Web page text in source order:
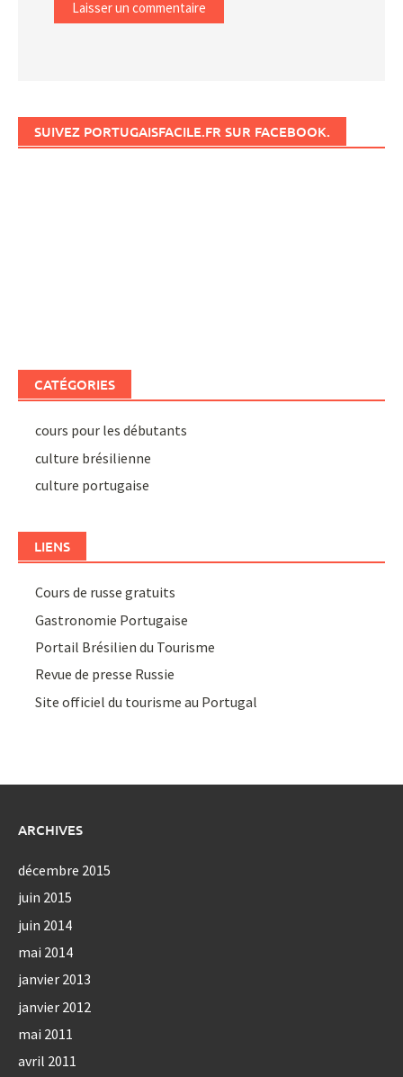
SUIVEZ PORTUGAISFACILE.FR SUR FACEBOOK.
CATÉGORIES
cours pour les débutants
culture brésilienne
culture portugaise
LIENS
Cours de russe gratuits
Gastronomie Portugaise
Portail Brésilien du Tourisme
Revue de presse Russie
Site officiel du tourisme au Portugal
ARCHIVES
décembre 2015
juin 2015
juin 2014
mai 2014
janvier 2013
janvier 2012
mai 2011
avril 2011